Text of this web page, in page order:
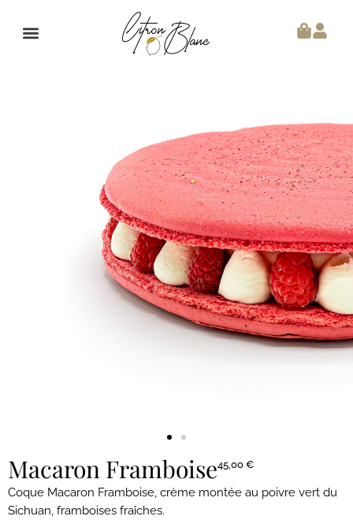
Macaron Framboise45,00 €
Coque Macaron Framboise, crème montée au poivre vert du
Sichuan, framboises fraîches.